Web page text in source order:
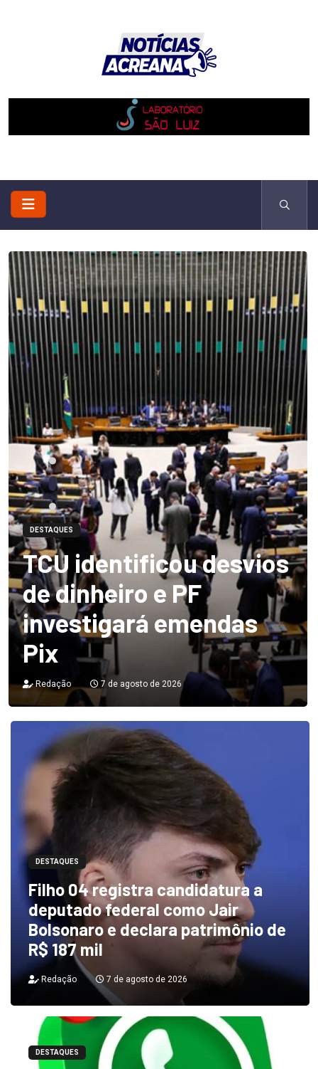
DESTAQUES
TCU identificou desvios
de dinheiro e PF
investigará emendas
Pix
Redação 7 de agosto de 2026
DESTAQUES
Filho 04 registra candidatura a
deputado federal como Jair
Bolsonaro e declara patrimônio de
R$ 187 mil
Redação 7 de agosto de 2026
DESTAQUES